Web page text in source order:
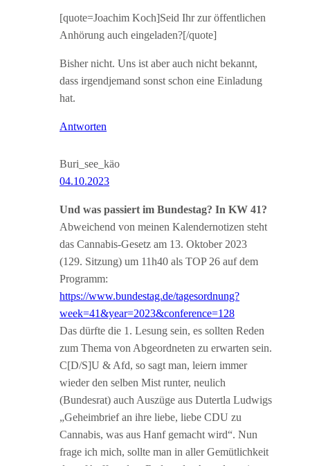
[quote=Joachim Koch]Seid Ihr zur öffentlichen
Anhörung auch eingeladen?[/quote]
Bisher nicht. Uns ist aber auch nicht bekannt,
dass irgendjemand sonst schon eine Einladung
hat.
Antworten
Buri_see_käo
04.10.2023
Und was passiert im Bundestag? In KW 41?
Abweichend von meinen Kalendernotizen steht
das Cannabis-Gesetz am 13. Oktober 2023
(129. Sitzung) um 11h40 als TOP 26 auf dem
Programm:
https://www.bundestag.de/tagesordnung?
week=41&year=2023&conference=128
Das dürfte die 1. Lesung sein, es sollten Reden
zum Thema von Abgeordneten zu erwarten sein.
C[D/S]U & Afd, so sagt man, leiern immer
wieder den selben Mist runter, neulich
(Bundesrat) auch Auszüge aus Dutertla Ludwigs
„Geheimbrief an ihre liebe, liebe CDU zu
Cannabis, was aus Hanf gemacht wird“. Nun
frage ich mich, sollte man in aller Gemütlichkeit